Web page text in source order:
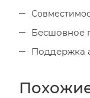
Бесшовное
Поддержка